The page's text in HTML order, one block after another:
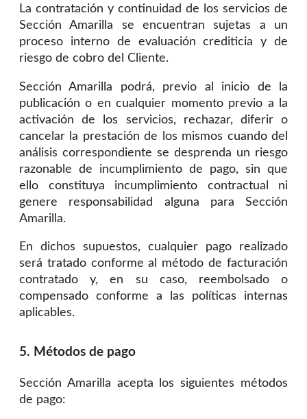
La contratación y continuidad de los servicios de
Sección Amarilla se encuentran sujetas a un
proceso interno de evaluación crediticia y de
riesgo de cobro del Cliente.
Sección Amarilla podrá, previo al inicio de la
publicación o en cualquier momento previo a la
activación de los servicios, rechazar, diferir o
cancelar la prestación de los mismos cuando del
análisis correspondiente se desprenda un riesgo
razonable de incumplimiento de pago, sin que
ello constituya incumplimiento contractual ni
genere responsabilidad alguna para Sección
Amarilla.
En dichos supuestos, cualquier pago realizado
será tratado conforme al método de facturación
contratado y, en su caso, reembolsado o
compensado conforme a las políticas internas
aplicables.
5. Métodos de pago
Sección Amarilla acepta los siguientes métodos
de pago: